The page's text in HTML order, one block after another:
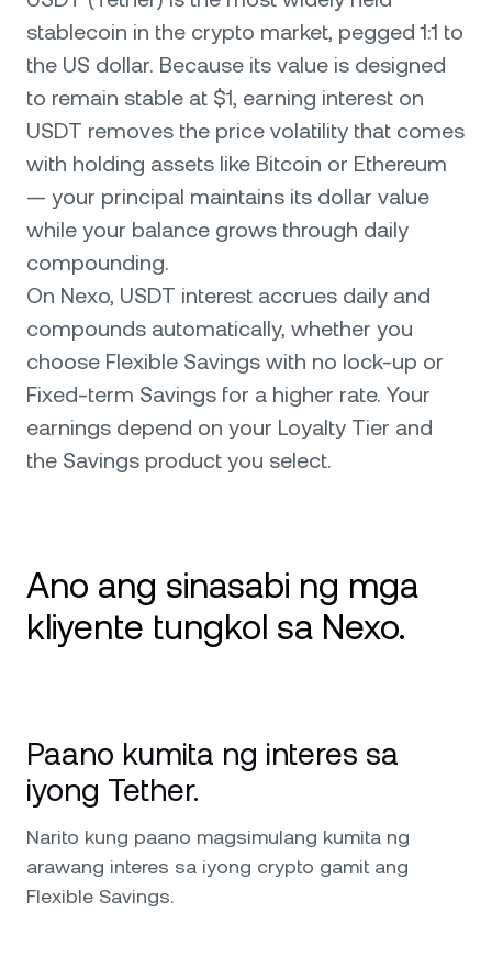
stablecoin in the crypto market, pegged 1:1 to
the US dollar. Because its value is designed
to remain stable at $1, earning interest on
USDT removes the price volatility that comes
with holding assets like Bitcoin or Ethereum
— your principal maintains its dollar value
while your balance grows through daily
compounding.
On Nexo, USDT interest accrues daily and
compounds automatically, whether you
choose Flexible Savings with no lock-up or
Fixed-term Savings for a higher rate. Your
earnings depend on your Loyalty Tier and
the Savings product you select.
Ano ang sinasabi ng mga
kliyente tungkol sa Nexo.
Nexo para sa credit card at sa feature na Earn,
at naging perpekto ito. Madaling gamitin ang
card para sa pang-araw-araw na paggastos,
at ang interes sa assets ay malinaw at hindi
nagbabago. Bukod-tangi ang kanilang
support team—mabilis, palakaibigan, at tunay
na matulungin. 5 stars!
Paano kumita ng interes sa
iyong Tether.
Narito kung paano magsimulang kumita ng
arawang interes sa iyong crypto gamit ang
Flexible Savings.